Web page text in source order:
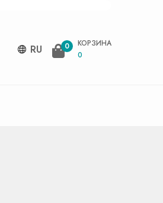
RU 0
КОРЗИНА
0